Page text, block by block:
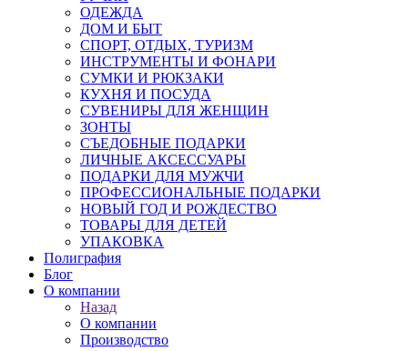
ОДЕЖДА
ДОМ И БЫТ
СПОРТ, ОТДЫХ, ТУРИЗМ
ИНСТРУМЕНТЫ И ФОНАРИ
СУМКИ И РЮКЗАКИ
КУХНЯ И ПОСУДА
СУВЕНИРЫ ДЛЯ ЖЕНЩИН
ЗОНТЫ
СЪЕДОБНЫЕ ПОДАРКИ
ЛИЧНЫЕ АКСЕССУАРЫ
ПОДАРКИ ДЛЯ МУЖЧИ
ПРОФЕССИОНАЛЬНЫЕ ПОДАРКИ
НОВЫЙ ГОД И РОЖДЕСТВО
ТОВАРЫ ДЛЯ ДЕТЕЙ
УПАКОВКА
Полиграфия
Блог
О компании
Назад
О компании
Производство